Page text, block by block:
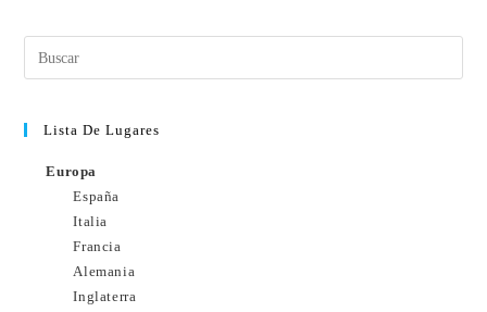
Lista De Lugares
Europa
España
Italia
Francia
Alemania
Inglaterra